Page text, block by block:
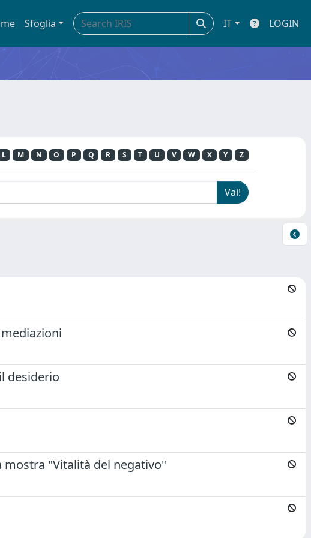
Sfoglia IT LOGIN
L M N O P Q R S T U V W X Y Z
desiderio
mostra "Vitalità del negativo"